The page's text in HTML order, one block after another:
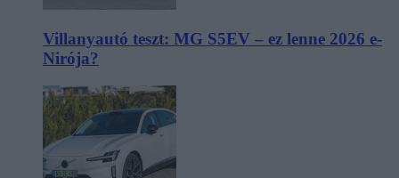
Villanyautó teszt: MG S5EV – ez lenne 2026 e-
Nirója?